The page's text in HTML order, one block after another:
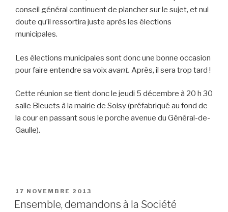
conseil général continuent de plancher sur le sujet, et nul
doute qu’il ressortira juste après les élections
municipales.
Les élections municipales sont donc une bonne occasion
pour faire entendre sa voixavant. Après, il sera trop tard !
Cette réunion se tient donc le jeudi 5 décembre à 20 h 30
salle Bleuets à la mairie de Soisy (préfabriqué au fond de
la cour en passant sous le porche avenue du Général-de-
Gaulle).
PUBLIÉ
LE
17 NOVEMBRE 2013
Ensemble, demandons à la Société